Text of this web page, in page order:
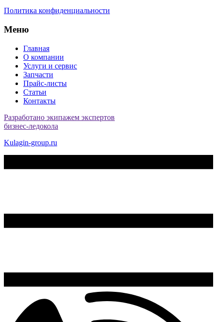
Политика конфиденциальности
Меню
Главная
О компании
Услуги и сервис
Запчасти
Прайс-листы
Статьи
Контакты
Разработано экипажем экспертов
бизнес-ледокола
Kulagin-group.ru